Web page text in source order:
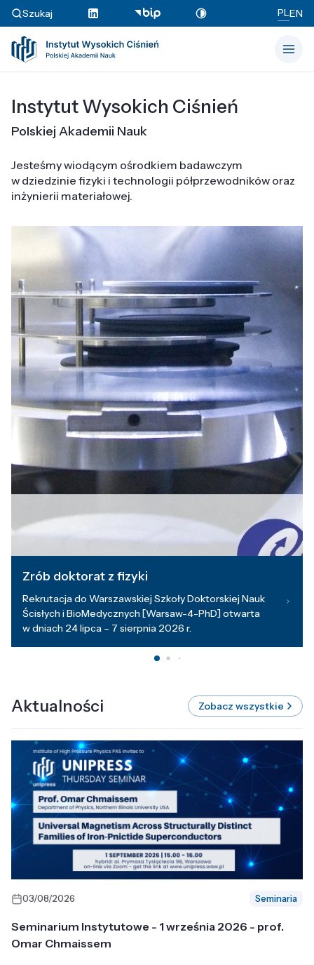
Szukaj PLEN
Instytut Wysokich Ciśnień
Polskiej Akademii Nauk
Jesteśmy wiodącym ośrodkiem badawczym
w dziedzinie fizyki i technologii półprzewodników oraz
inżynierii materiałowej.
Zrób doktorat z fizyki
Rekrutacja do Warszawskiej Szkoły Doktorskiej Nauk
Ścisłych i BioMedycznych [Warsaw-4-PhD] otwarta
w dniach 24 lipca – 7 sierpnia 2026 r.
Aktualności Zobacz wszystkie
03/08/2026 Seminaria
Seminarium Instytutowe - 1 września 2026 - prof.
Omar Chmaissem